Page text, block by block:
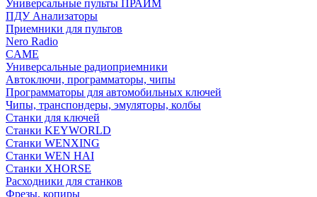
Универсальные пульты ПРАЙМ
ПДУ Анализаторы
Приемники для пультов
Nero Radio
CAME
Универсальные радиоприемники
Автоключи, программаторы, чипы
Программаторы для автомобильных ключей
Чипы, транспондеры, эмуляторы, колбы
Станки для ключей
Станки KEYWORLD
Станки WENXING
Станки WEN HAI
Станки XHORSE
Расходники для станков
Фрезы, копиры